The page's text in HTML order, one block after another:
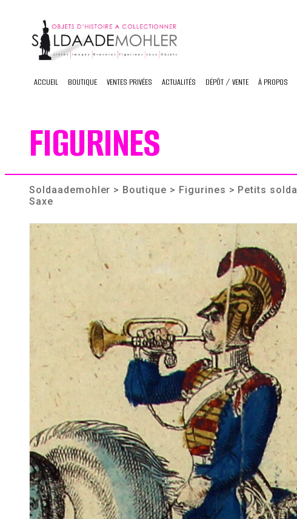
content
ACCUEIL BOUTIQUE VENTES PRIVÉES ACTUALITÉS DÉPÔT / VENTE À PROPOS
FIGURINES
Soldaademohler > Boutique > Figurines > Petits
Saxe